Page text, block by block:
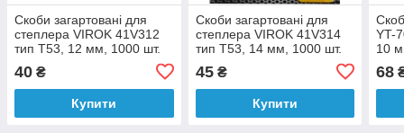
Скоби загартовані для
степлера VIROK 41V312
тип Т53, 12 мм, 1000 шт.
40 ₴
Купити
Скоби загартовані для
степлера VIROK 41V314
тип Т53, 14 мм, 1000 шт.
45₴
Купити
YT-
10
68